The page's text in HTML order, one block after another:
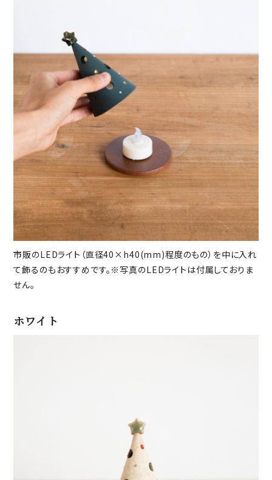
市販のLEDライト（直径40×h40(mm)程度のもの）を中に入れ
て飾るのもおすすめです。※写真のLEDライトは付属しておりま
せん。
ホワイト